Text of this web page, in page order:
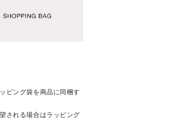
ピング袋を商品に同梱す
される場合はラッピング